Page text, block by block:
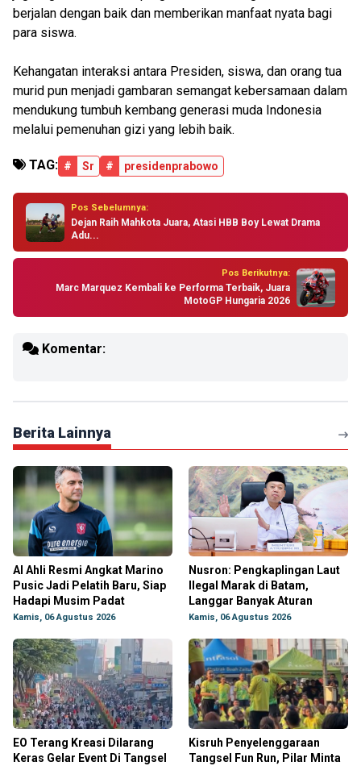
berjalan dengan baik dan memberikan manfaat nyata bagi
para siswa.
Kehangatan interaksi antara Presiden, siswa, dan orang tua
murid pun menjadi gambaran semangat kebersamaan dalam
mendukung tumbuh kembang generasi muda Indonesia
melalui pemenuhan gizi yang lebih baik.
TAG: # Sr # presidenprabowo
Pos Sebelumnya:
Dejan Raih Mahkota Juara, Atasi HBB Boy Lewat Drama
Adu...
Pos Berikutnya:
Marc Marquez Kembali ke Performa Terbaik, Juara
MotoGP Hungaria 2026
Komentar:
Berita Lainnya
Al Ahli Resmi Angkat Marino
Pusic Jadi Pelatih Baru, Siap
Hadapi Musim Padat
Kamis, 06 Agustus 2026
Nusron: Pengkaplingan Laut
Ilegal Marak di Batam,
Langgar Banyak Aturan
Kamis, 06 Agustus 2026
EO Terang Kreasi Dilarang
Keras Gelar Event Di Tangsel
Kisruh Penyelenggaraan
Tangsel Fun Run, Pilar Minta